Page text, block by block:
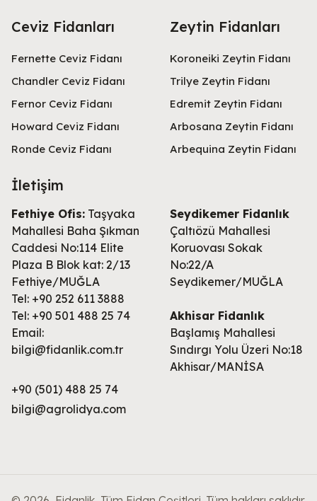
Ceviz Fidanları
Fernette Ceviz Fidanı
Chandler Ceviz Fidanı
Fernor Ceviz Fidanı
Howard Ceviz Fidanı
Ronde Ceviz Fidanı
Zeytin Fidanları
Koroneiki Zeytin Fidanı
Trilye Zeytin Fidanı
Edremit Zeytin Fidanı
Arbosana Zeytin Fidanı
Arbequina Zeytin Fidanı
İletişim
Fethiye Ofis: Taşyaka
Mahallesi Baha Şıkman
Caddesi No:114 Elite
Plaza B Blok kat: 2/13
Fethiye/MUĞLA
Tel: +90 252 611 3888
Tel: +90 501 488 25 74
Email:
bilgi@fidanlik.com.tr
Seydikemer Fidanlık
Çaltıözü Mahallesi
Koruovası Sokak
No:22/A
Seydikemer/MUĞLA
Akhisar Fidanlık
Başlamış Mahallesi
Sındırgı Yolu Üzeri No:18
Akhisar/MANİSA
+90 (501) 488 25 74
bilgi@agrolidya.com